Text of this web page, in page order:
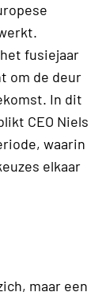
fusiejaar
om de deur
In dit
CEO Niels
waarin
elkaar
maar een